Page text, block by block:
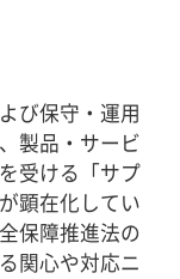
び保守・運用
製品・サービ
受ける「サプ
顕在化してい
保障推進法の
関心や対応ニ